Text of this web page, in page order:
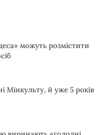
можуть розмістити
Мінкульту, й уже 5 років